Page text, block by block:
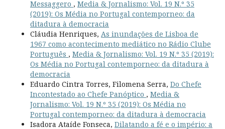
Messaggero , Media & Jornalismo: Vol. 19 N.º 35
(2019): Os Média no Portugal contemporneo: da
ditadura à democracia
Cláudia Henriques, As inundações de Lisboa de
1967 como acontecimento mediático no Rádio Clube
Português , Media & Jornalismo: Vol. 19 N.º 35 (2019):
Os Média no Portugal contemporneo: da ditadura à
democracia
Eduardo Cintra Torres, Filomena Serra, Do Chefe
Incontestado ao Chefe Panóptico , Media &
Jornalismo: Vol. 19 N.º 35 (2019): Os Média no
Portugal contemporneo: da ditadura à democracia
Isadora Ataíde Fonseca, Dilatando a fé e o império: a